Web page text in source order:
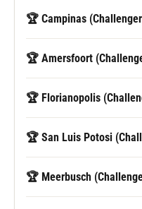
🏆 Campinas
🏆 Amersfoort
🏆 Florianopolis
🏆 San Luis Potosi
🏆 Meerbusch